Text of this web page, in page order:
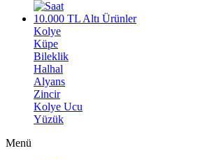
10.000 TL Altı Ürünler
Kolye
Küpe
Bileklik
Halhal
Alyans
Zincir
Kolye Ucu
Yüzük
Menü